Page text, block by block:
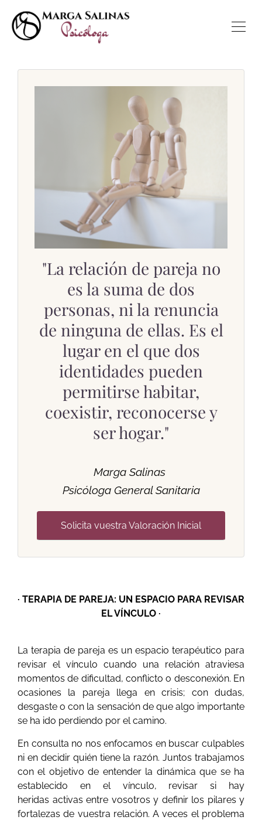
"La relación de pareja no
es la suma de dos
personas, ni la renuncia
de ninguna de ellas. Es el
lugar en el que dos
identidades pueden
permitirse habitar,
coexistir, reconocerse y
ser hogar."
Marga Salinas
Psicóloga General Sanitaria
Solicita vuestra Valoración Inicial
· TERAPIA DE PAREJA: UN ESPACIO PARA REVISAR
EL VÍNCULO ·
La terapia de pareja es un espacio terapéutico para
revisar el vínculo cuando una relación atraviesa
momentos de dificultad, conflicto o desconexión. En
ocasiones la pareja llega en crisis; con dudas,
desgaste o con la sensación de que algo importante
se ha ido perdiendo por el camino.
En consulta no nos enfocamos en buscar culpables
ni en decidir quién tiene la razón. Juntos trabajamos
con el objetivo de entender la dinámica que se ha
establecido en el vínculo, revisar si hay
heridas activas entre vosotros y definir los pilares y
fortalezas de vuestra relación. A veces el problema